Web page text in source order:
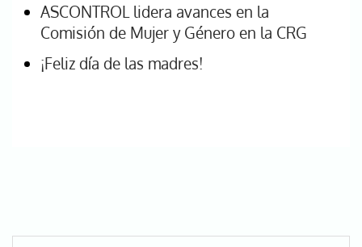
ASCONTROL lidera avances en la
Comisión de Mujer y Género en la CRG
¡Feliz día de las madres!